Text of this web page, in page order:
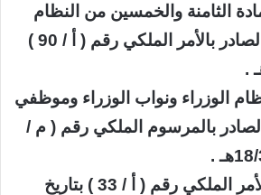
الثامنة والخمسين من النظام
الأساسي للحكم ، الصادر بالأمر الملكي رقم ( أ / 90 )
الوزراء ونواب الوزراء وموظفي
الصادر بالمرسوم الملكي رقم ( م /
وبعد الاطلاع على الأمر الملكي رقم ( أ / 33 ) بتاريخ